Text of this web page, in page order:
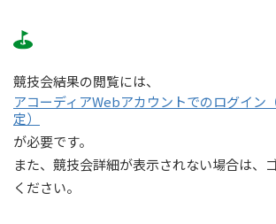
競技会結果の閲覧には、
アコーディアWebアカウントでのログイン
定）
が必要です。
また、競技会詳細が表示されない場合は、
ください。